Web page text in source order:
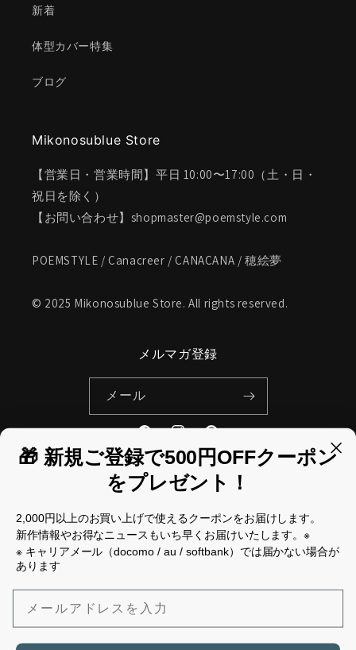
新着
体型カバー特集
ブログ
Mikonosublue Store
【営業日・営業時間】平日 10:00〜17:00（土・日・
祝日を除く）
【お問い合わせ】shopmaster@poemstyle.com
POEMSTYLE / Canacreer / CANACANA / 穂絵夢
© 2025 Mikonosublue Store. All rights reserved.
メルマガ登録
メール
日本 | JPY ¥
決
方
法 © 2026,Mikonosublue StorePowered by Shopify 返金ポリシー
🎁 新規ご登録で500円OFFクーポン
をプレゼント！
2,000円以上のお買い上げで使えるクーポンをお届けします。
新作情報やお得なニュースもいち早くお届けいたします。※
※ キャリアメール（docomo / au / softbank）では届かない場合が
あります